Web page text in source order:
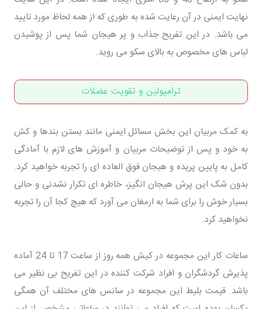
نهایت ایمنی در آن رعایت شده به طوری که از همه لحاظ مورد تایید
می باشد. در این تفریح جذاب و پر هیجان شما پس از پوشیدن
لباس های مخصوص به بالای سکو می روید.
ترامپولین و تقویت عضلات
به کمک مربیان این بخش مسائل ایمنی مانند بستن بندها و کش
به خود و پس از توضیحات مربیان و آموزش های لازم با آمادگی
کامل به پایین پریده و هیجان فوق العاده ای را تجربه خواهید کرد.
بدون شک این پرش هیجان انگیز، خاطره ای تکرار نشدنی و حالی
بسیار خوش را برای شما به ارمغان می آورد که هیچ کجا آن را تجربه
نخواهید کرد.
ساعات کار این مجموعه در کیش همه روز از ساعت 17 تا 24 آماده
پذیرش گردشگران و افراد شرکت کننده در این تفریح بی نظیر می
باشد. قیمت بلیط این مجموعه در سانس های مختلف آن همگی